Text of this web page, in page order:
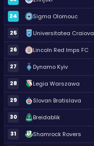
24 Sigma Olomouc
25 Universitatea Craiova
26 Lincoln Red Imps FC
27 Dynamo Kyiv
28 Legia Warszawa
29 Slovan Bratislava
30 Breidablik
31 Shamrock Rovers